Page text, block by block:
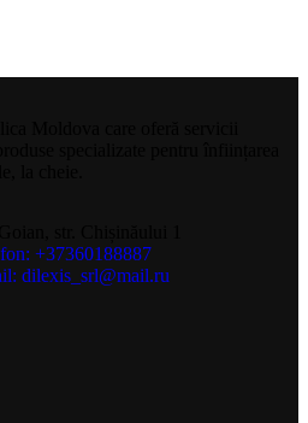
+37360188887
dilexis_srl@mail.ru